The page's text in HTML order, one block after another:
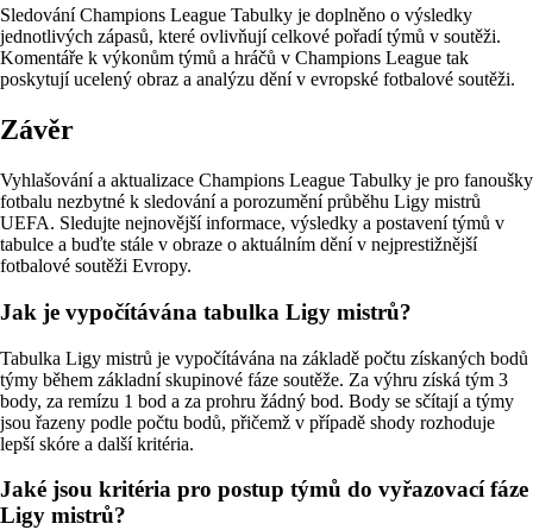
Sledování Champions League Tabulky je doplněno o výsledky
jednotlivých zápasů, které ovlivňují celkové pořadí týmů v soutěži.
Komentáře k výkonům týmů a hráčů v Champions League tak
poskytují ucelený obraz a analýzu dění v evropské fotbalové soutěži.
Závěr
Vyhlašování a aktualizace Champions League Tabulky je pro fanoušky
fotbalu nezbytné k sledování a porozumění průběhu Ligy mistrů
UEFA. Sledujte nejnovější informace, výsledky a postavení týmů v
tabulce a buďte stále v obraze o aktuálním dění v nejprestižnější
fotbalové soutěži Evropy.
Jak je vypočítávána tabulka Ligy mistrů?
Tabulka Ligy mistrů je vypočítávána na základě počtu získaných bodů
týmy během základní skupinové fáze soutěže. Za výhru získá tým 3
body, za remízu 1 bod a za prohru žádný bod. Body se sčítají a týmy
jsou řazeny podle počtu bodů, přičemž v případě shody rozhoduje
lepší skóre a další kritéria.
Jaké jsou kritéria pro postup týmů do vyřazovací fáze
Ligy mistrů?